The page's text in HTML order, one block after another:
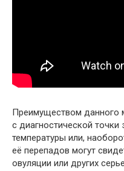
Преимуществом данного
с диагностической точки
температуры или,
её перепадов могут
овуляции или других